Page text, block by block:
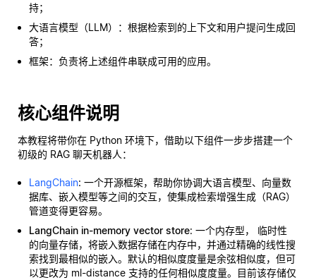
持；
大语言模型（LLM）：根据检索到的上下文和用户提问生成回
答；
框架：负责将上述组件串联成可用的应用。
核心组件说明
本教程将带你在 Python 环境下，借助以下组件一步步搭建一个
初级的 RAG 聊天机器人：
LangChain: 一个开源框架，帮助你协调大语言模型、向量数
据库、嵌入模型等之间的交互，使集成检索增强生成（RAG）
管道变得更容易。
LangChain in-memory vector store: 一个内存型， 临时性
的向量存储，将嵌入数据存储在内存中，并通过精确的线性搜
索找到最相似的嵌入。默认的相似度度量是余弦相似度，但可
以更改为 ml-distance 支持的任何相似度度量。目前该存储仅